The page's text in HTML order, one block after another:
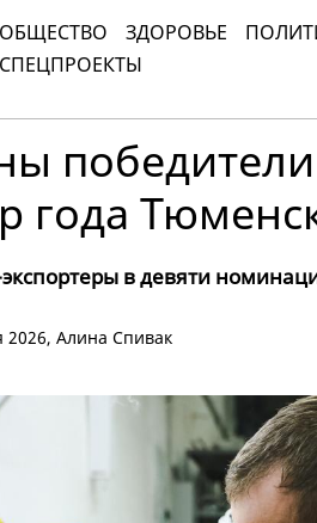
ОБЩЕСТВО ЗДОРОВЬЕ
СПЕЦПРОЕКТЫ
победители
года
в девяти
2026, Алина Спивак